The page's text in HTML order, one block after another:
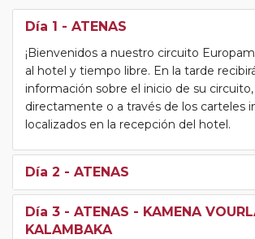
Día 1 - ATENAS
¡Bienvenidos a nuestro circuito
al hotel y tiempo libre. En la tarde
información sobre el inicio de su circuito,
directamente o a través de los carteles
localizados en la recepción del hotel.
Día 2 - ATENAS
Día 3 - ATENAS - KAMENA
KALAMBAKA